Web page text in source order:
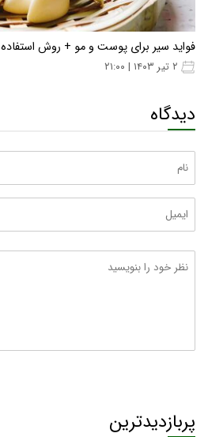
فواید سیر برای پوست و مو + روش استفاده
دیدگاه
پربازدیدترین